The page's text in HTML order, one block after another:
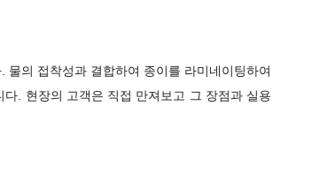
물의 접착성과 결합하여 종이를 라미네이팅하여
. 현장의 고객은 직접 만져보고 그 장점과 실용